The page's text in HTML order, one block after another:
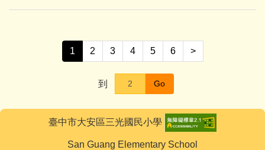
1 2 3 4 5 6 >
到 Go
臺中市大安區三光國民小學
San Guang Elementary School